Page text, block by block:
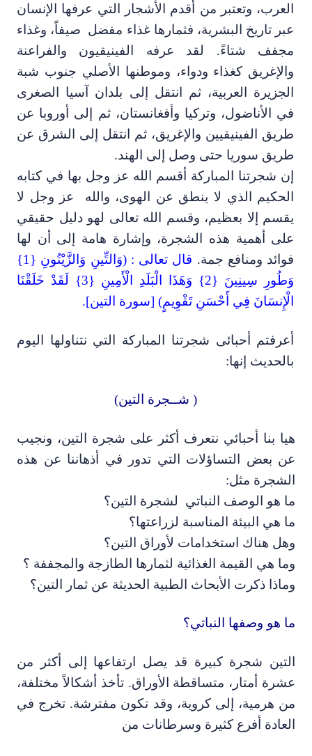
وتعتبر من أقدم الأشجار التي عرفها الإنسان
تاريخ البشرية، فثمارها غذاء مفضل صيفاً، وغذاء
شتاءً.لقد عرفه الفينيقيون والفراعنة
كغذاء ودواء، وموطنها الأصلي جنوب شبة
العربية، ثم انتقل إلىبلدان آسيا الصغرى
الأناضول،وتركيا وأفغانستان،ثم إلى أوروبا عن
الفينيقيين والإغريق، ثم انتقل إلى الشرق عن
سوريا حتى وصل إلى الهند.
شجرتنا المباركة أقسم الله عز وجل بها في كتابه
الذي لا ينطق عن الهوى، والله عز وجل لا
إلا بعظيم،وقسم الله تعالى لهو دليل حقيقي
أهمية هذه الشجرة،وإشارة هامة إلى أن لها
ومنافعجمة.
قال تعالى : (وَالتِّينِ وَالزَّيْتُونِ {1}
وَطُورِ سِينِينَ {2} وَهَذَا الْبَلَدِ الْأَمِينِ {3} لَقَدْ خَلَقْنَا
فِي أَحْسَنِ تَقْوِيمٍ) [سورة التين].
أحبائى شجرتنا المباركة التي نتناولها اليوم
إنها:
( شــجرة التين)
بنا أحبائي نتعرف أكثر على شجرة التين،ونجيب
بعض التساؤلات التي تدور في أذهاننا عن هذه
مثل:
هو الوصف النباتي لشجرة التين؟
هي البيئة المناسبة لزراعتها؟
هناك استخدامات لأوراق التين؟
هي القيمة الغذائية لثمارها الطازجة والمجففة ؟
ذكرت الأبحاث الطبية الحديثة عن ثمار التين؟
هو وصفها النباتي؟
شجرة كبيرة قد يصل ارتفاعها إلى أكثر من
أمتار،متساقطة الأوراق. تأخذ أشكالاً مختلفة،
هرمية ،إلى كروية، وقد تكون مفترشة. تخرج في
أفرع كثيرة وسرطانات من